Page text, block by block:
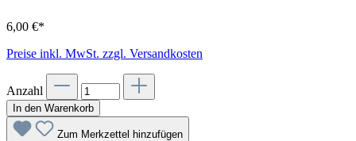
6,00 €*
Preise inkl. MwSt. zzgl. Versandkosten
Anzahl
In den Warenkorb
Zum Merkzettel hinzufügen